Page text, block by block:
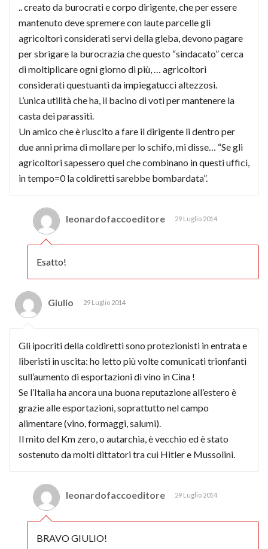
.. creato da burocrati e corpo dirigente, che per essere
mantenuto deve spremere con laute parcelle gli
agricoltori considerati servi della gleba, devono pagare
per sbrigare la burocrazia che questo “sindacato” cerca
di moltiplicare ogni giorno di più, … agricoltori
considerati questuanti da impiegatucci altezzosi.
L’unica utilità che ha, il bacino di voti per mantenere la
casta dei parassiti.
Un amico che è riuscito a fare il dirigente li dentro per
due anni prima di mollare per lo schifo, mi disse… “Se gli
agricoltori sapessero quel che combinano in questi uffici,
in tempo=0 la coldiretti sarebbe bombardata”.
leonardofaccoeditore 29 Luglio 2014
Esatto!
Giulio 29 Luglio 2014
Gli ipocriti della coldiretti sono protezionisti in entrata e
liberisti in uscita: ho letto più volte comunicati trionfanti
sull’aumento di esportazioni di vino in Cina !
Se l’Italia ha ancora una buona reputazione all’estero è
grazie alle esportazioni, soprattutto nel campo
alimentare (vino, formaggi, salumi).
Il mito del Km zero, o autarchia, è vecchio ed è stato
sostenuto da molti dittatori tra cui Hitler e Mussolini.
leonardofaccoeditore 29 Luglio 2014
BRAVO GIULIO!